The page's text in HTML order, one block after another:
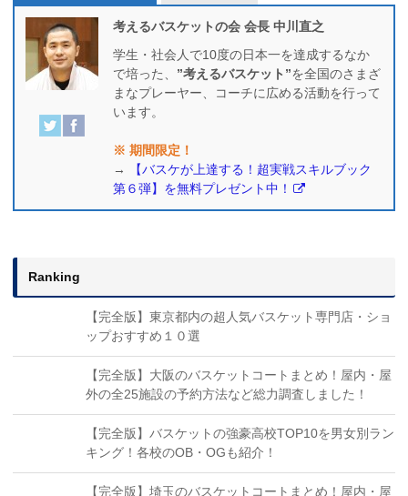
考えるバスケットの会 会長 中川直之
学生・社会人で10度の日本一を達成するなか
で培った、 ”考えるバスケット”を全国のさまざ
まなプレーヤー、コーチに広める活動を行って
います。
※ 期間限定！
→
【バスケが上達する！超実戦スキルブック
第６弾】を無料プレゼント中！
Ranking
【完全版】東京都内の超人気バスケット専門店・ショ
ップおすすめ１０選
【完全版】大阪のバスケットコートまとめ！屋内・屋
外の全25施設の予約方法など総力調査しました！
【完全版】バスケットの強豪高校TOP10を男女別ラン
キング！各校のOB・OGも紹介！
【完全版】埼玉のバスケットコートまとめ！屋内・屋